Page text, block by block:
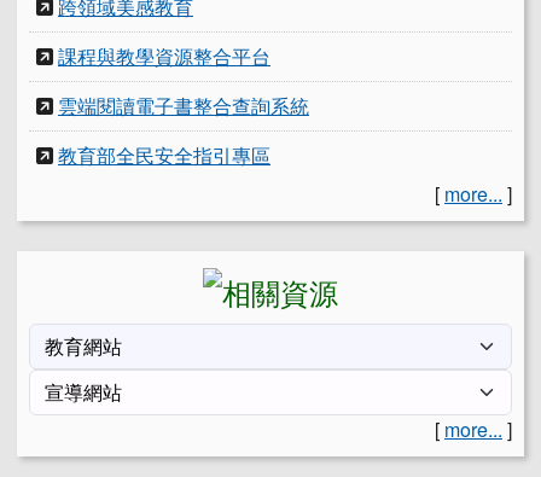
跨領域美感教育
課程與教學資源整合平台
雲端閱讀電子書整合查詢系統
教育部全民安全指引專區
[ more... ]
[ more... ]